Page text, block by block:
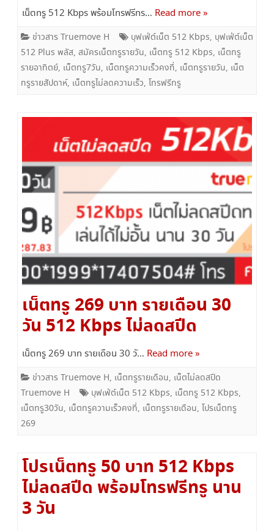
เน็ตทรู 512 Kbps พร้อมโทรฟรีทร… Read more »
ข่าวสาร Truemove H บุฟเฟ่ต์เน็ต 512 Kbps, บุฟเฟ่ต์เน็ต
512 Plus พลัส, สมัครเน็ตทรูรายวัน, เน็ตทรู 512 Kbps, เน็ตทรู
รายอาทิตย์, เน็ตทรู7วัน, เน็ตทรูความเร็วคงที่, เน็ตทรูรายวัน, เน็ต
ทรูรายสัปดาห์, เน็ตทรูไม่ลดความเร็ว, โทรฟรีทรู
เน็ตทรู 269 บาท รายเดือน 30
วัน 512 Kbps ไม่ลดสปีด
เน็ตทรู 269 บาท รายเดือน 30 วั… Read more »
ข่าวสาร Truemove H, เน็ตทรูรายเดือน, เน็ตไม่ลดสปีด
Truemove H
บุฟเฟ่ต์เน็ต 512 Kbps, เน็ตทรู 512 Kbps,
เน็ตทรู30วัน, เน็ตทรูความเร็วคงที่, เน็ตทรูรายเดือน, โปรเน็ตทรู
269
โปรเน็ตทรู 50 บาท 512 Kbps
ไม่ลดสปีด พร้อมโทรฟรีทรู นาน
3 วัน